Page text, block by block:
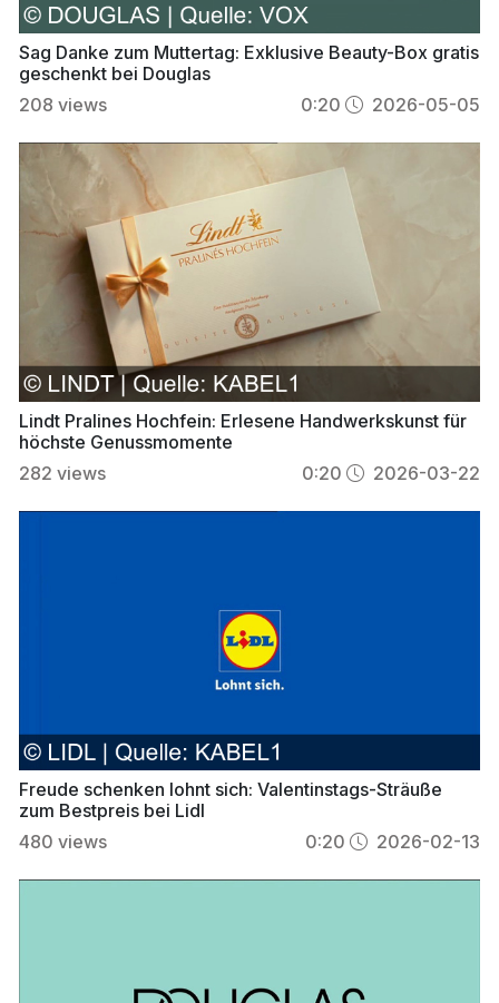
Sag Danke zum Muttertag: Exklusive Beauty-Box gratis
geschenkt bei Douglas
208 views 0:20 2026-05-05
Lindt Pralines Hochfein: Erlesene Handwerkskunst für
höchste Genussmomente
282 views 0:20 2026-03-22
Freude schenken lohnt sich: Valentinstags-Sträuße
zum Bestpreis bei Lidl
480 views 0:20 2026-02-13